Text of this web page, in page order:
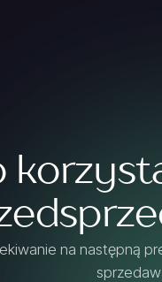
na następną